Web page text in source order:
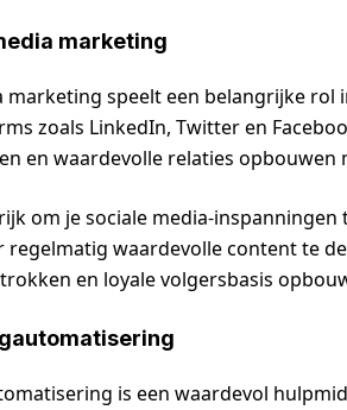
marketing
marketing speelt een belangrijke
zoals LinkedIn, Twitter en
en waardevolle relaties opbouwen
om je sociale media-
regelmatig waardevolle content te
en loyale volgersbasis
is een waardevol